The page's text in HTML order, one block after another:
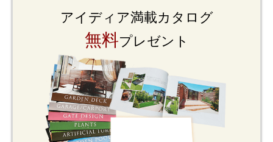
アイディア満載カタログ
無料プレゼント